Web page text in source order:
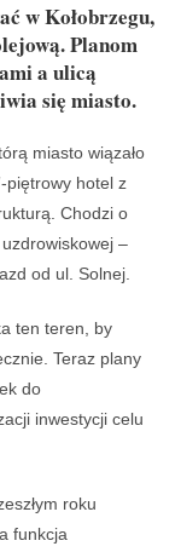
w Kołobrzegu,
Planom
a ulicą
się miasto.
miasto wiązało
piętrowy hotel z
Chodzi o
–
od ul. Solnej.
ten teren, by
Teraz plany
do
inwestycji celu
roku
funkcja